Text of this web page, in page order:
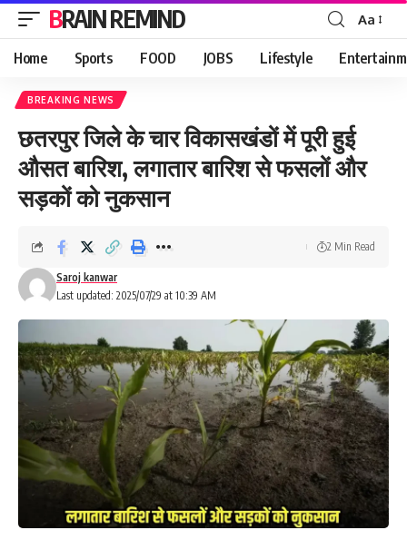
BRAIN REMIND
Font
Resizer
Aa
Home Sports FOOD JOBS Lifestyle
BREAKING NEWS
छतरपुर जिले के चार विकासखंडों में पूरी हुई
औसत बारिश, लगातार बारिश से फसलों और
सड़कों को नुकसान
Last updated: 2025/07/29 at 10:39 AM
Saroj kanwar
2 Min Read